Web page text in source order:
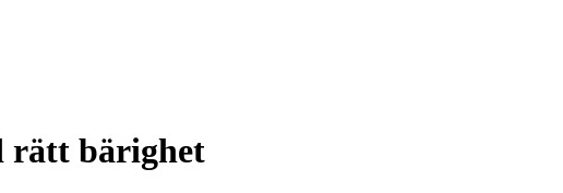
rätt bärighet